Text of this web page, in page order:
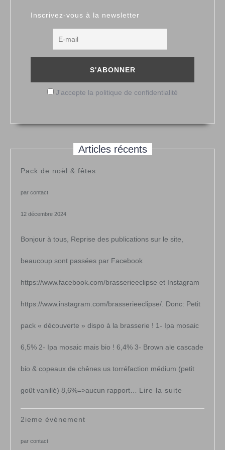
Inscrivez-vous à la newsletter
J'accepte la politique de confidentialité
Articles récents
Pack de noël & fêtes
par contact
12 décembre 2024
Bonjour à tous, Reprise des publications sur le site,
beaucoup sont passées par Facebook
https://www.facebook.com/brasserieeclipse et Instagram
https://www.instagram.com/brasserieeclipse/. Donc: Petit
pack « découverte » dispo à la brasserie ! 1- Ipa mosaic
6,5% 2- Ipa mosaic mais bio ! 6,4% 3- Brown ale cascade
bio & copeaux de chênes us torréfaction médium (petit
goût vanillé) 8,6%=>aucun rapport… Lire la suite
Pack
2ieme évènement
par contact